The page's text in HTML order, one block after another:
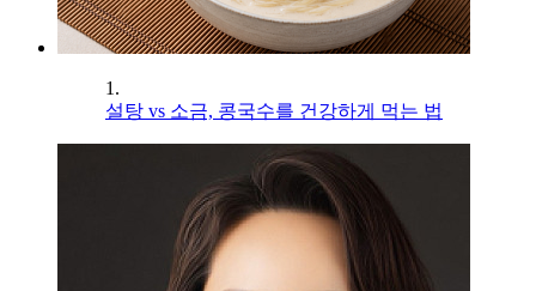
1.
설탕 vs 소금, 콩국수를 건강하게 먹는 법